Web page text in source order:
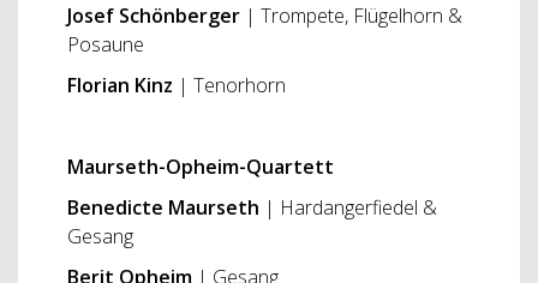
Josef Schönberger | Trompete, Flügelhorn &
Posaune
Florian Kinz | Tenorhorn
Maurseth-Opheim-Quartett
Benedicte Maurseth | Hardangerfiedel &
Gesang
Berit Opheim | Gesang